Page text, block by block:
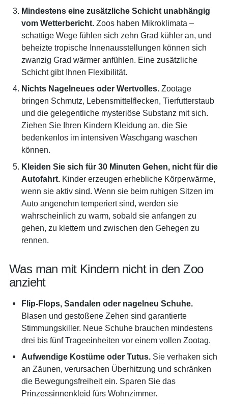
Mindestens eine zusätzliche Schicht unabhängig
vom Wetterbericht. Zoos haben Mikroklimata –
schattige Wege fühlen sich zehn Grad kühler an, und
beheizte tropische Innenausstellungen können sich
zwanzig Grad wärmer anfühlen. Eine zusätzliche
Schicht gibt Ihnen Flexibilität.
Nichts Nagelneues oder Wertvolles. Zootage
bringen Schmutz, Lebensmittelflecken, Tierfutterstaub
und die gelegentliche mysteriöse Substanz mit sich.
Ziehen Sie Ihren Kindern Kleidung an, die Sie
bedenkenlos im intensiven Waschgang waschen
können.
Kleiden Sie sich für 30 Minuten Gehen, nicht für die
Autofahrt. Kinder erzeugen erhebliche Körperwärme,
wenn sie aktiv sind. Wenn sie beim ruhigen Sitzen im
Auto angenehm temperiert sind, werden sie
wahrscheinlich zu warm, sobald sie anfangen zu
gehen, zu klettern und zwischen den Gehegen zu
rennen.
Was man mit Kindern nicht in den Zoo
anzieht
Flip-Flops, Sandalen oder nagelneu Schuhe.
Blasen und gestoßene Zehen sind garantierte
Stimmungskiller. Neue Schuhe brauchen mindestens
drei bis fünf Trageeinheiten vor einem vollen Zootag.
Aufwendige Kostüme oder Tutus. Sie verhaken sich
an Zäunen, verursachen Überhitzung und schränken
die Bewegungsfreiheit ein. Sparen Sie das
Prinzessinnenkleid fürs Wohnzimmer.